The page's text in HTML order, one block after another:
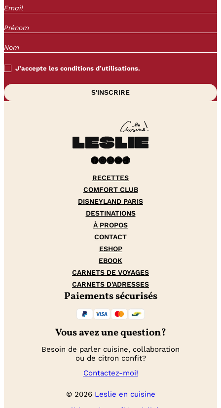
J’accepte les conditions d’utilisations.
Facebook InstagramPinterest YouTube TikTok
RECETTES
COMFORT CLUB
DISNEYLAND PARIS
DESTINATIONS
À PROPOS
CONTACT
ESHOP
EBOOK
CARNETS DE VOYAGES
CARNETS D’ADRESSES
Paiements sécurisés
Vous avez une question?
Besoin de parler cuisine, collaboration
ou de citron confit?
Contactez-moi!
© 2026 Leslie en cuisine